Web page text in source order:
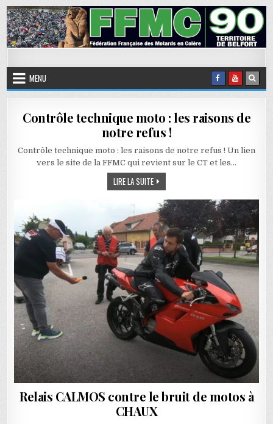
Skip to content
FFMC90
MENU
Contrôle technique moto : les raisons de
notre refus !
Contrôle technique moto : les raisons de notre refus ! Un lien
vers le site de la FFMC qui revient sur le CT et les…
LIRE LA SUITECONTRÔLE TECHNIQUE MOTO : LES
Relais CALMOS contre le bruit de motos à
CHAUX